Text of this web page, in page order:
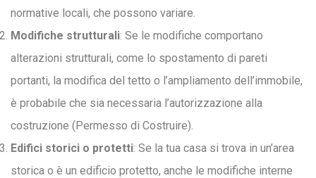
normative locali, che possono variare.
Modifiche strutturali: Se le modifiche comportano
alterazioni strutturali, come lo spostamento di pareti
portanti, la modifica del tetto o l’ampliamento dell’immobile,
è probabile che sia necessaria l’autorizzazione alla
costruzione (Permesso di Costruire).
Edifici storici o protetti: Se la tua casa si trova in un’area
storica o è un edificio protetto, anche le modifiche interne